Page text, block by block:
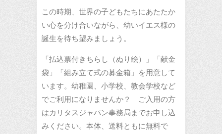
この時期、世界の子どもたちにあたたか
い心を分け合いながら、幼いイエス様の
誕生を待ち望みましょう。
「払込票付きちらし（ぬり絵）」「献金
袋」「組み立て式の募金箱」を用意して
います。幼稚園、小学校、教会学校など
でご利用になりませんか？ ご入用の方
はカリタスジャパン事務局までお申し込
みください。本体、送料ともに無料で